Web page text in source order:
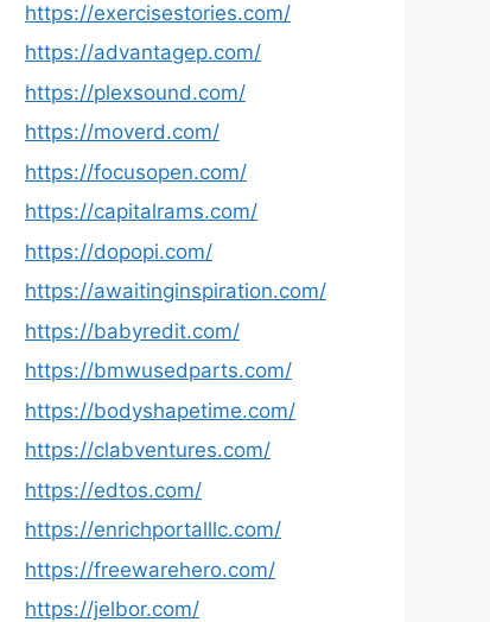
https://exercisestories.com/
https://advantagep.com/
https://plexsound.com/
https://moverd.com/
https://focusopen.com/
https://capitalrams.com/
https://dopopi.com/
https://awaitinginspiration.com/
https://babyredit.com/
https://bmwusedparts.com/
https://bodyshapetime.com/
https://clabventures.com/
https://edtos.com/
https://enrichportalllc.com/
https://freewarehero.com/
https://jelbor.com/